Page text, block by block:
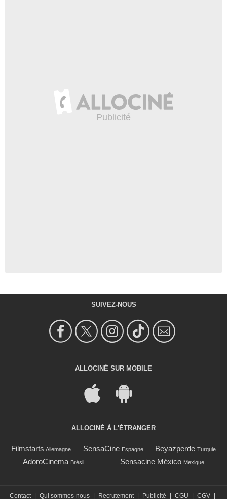
SUIVEZ-NOUS
ALLOCINÉ SUR MOBILE
ALLOCINÉ À L'ÉTRANGER
Filmstarts Allemagne SensaCine Espagne Beyazperde Turquie
AdoroCinema Brésil Sensacine México Mexique
Contact Qui sommes-nous Recrutement Publicité CGU CGV